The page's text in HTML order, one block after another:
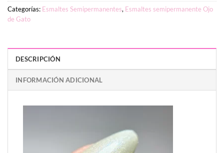
Categorías: Esmaltes Semipermanentes, Esmaltes semipermanente Ojo
de Gato
DESCRIPCIÓN
INFORMACIÓN ADICIONAL